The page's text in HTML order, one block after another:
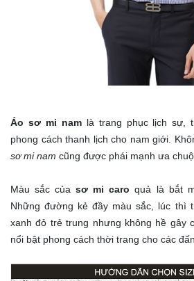
Áo sơ mi namlà trang phục lịch sự,
phong cách thanh lịch cho nam giới.
sơ mi nam cũng được phái mạnh ưa
Màu sắc củasơ mi caro quả là bắt
Những đường kẻ đầy màu sắc, lúc thì
xanh đỏ trẻ trung nhưng không hề gây
nổi bật phong cách thời trang cho các